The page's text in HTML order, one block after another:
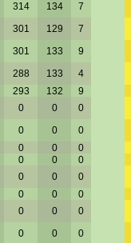
314 134 7
301 129 7
301 133 9
288 133 4
293 132 9
0 0 0
0 0 0
0 0 0
0 0 0
0 0 0
0 0 0
0 0 0
0 0 0